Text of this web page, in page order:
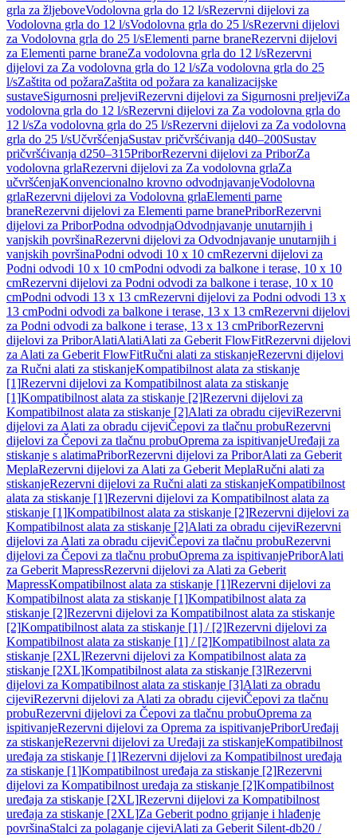
grla za žljeboveVodolovna grla do 12 l/sRezervni dijelovi za
Vodolovna grla do 12 l/sVodolovna grla do 25 l/sRezervni dijelovi
za Vodolovna grla do 25 l/sElementi parne braneRezervni dijelovi
za Elementi parne braneZa vodolovna grla do 12 l/sRezervni
dijelovi za Za vodolovna grla do 12 l/sZa vodolovna grla do 25
l/sZaštita od požaraZaštita od požara za kanalizacijske
sustaveSigurnosni preljeviRezervni dijelovi za Sigurnosni preljeviZa
vodolovna grla do 12 l/sRezervni dijelovi za Za vodolovna grla do
12 l/sZa vodolovna grla do 25 l/sRezervni dijelovi za Za vodolovna
grla do 25 l/sUčvršćenjaSustav pričvršćivanja d40–200Sustav
pričvršćivanja d250–315PriborRezervni dijelovi za PriborZa
vodolovna grlaRezervni dijelovi za Za vodolovna grlaZa
učvršćenjaKonvencionalno krovno odvodnjavanjeVodolovna
grlaRezervni dijelovi za Vodolovna grlaElementi parne
braneRezervni dijelovi za Elementi parne branePriborRezervni
dijelovi za PriborPodna odvodnjaOdvodnjavanje unutarnjih i
vanjskih površinaRezervni dijelovi za Odvodnjavanje unutarnjih i
vanjskih površinaPodni odvodi 10 x 10 cmRezervni dijelovi za
Podni odvodi 10 x 10 cmPodni odvodi za balkone i terase, 10 x 10
cmRezervni dijelovi za Podni odvodi za balkone i terase, 10 x 10
cmPodni odvodi 13 x 13 cmRezervni dijelovi za Podni odvodi 13 x
13 cmPodni odvodi za balkone i terase, 13 x 13 cmRezervni dijelovi
za Podni odvodi za balkone i terase, 13 x 13 cmPriborRezervni
dijelovi za PriborAlatiAlatiAlati za Geberit FlowFitRezervni dijelovi
za Alati za Geberit FlowFitRučni alati za stiskanjeRezervni dijelovi
za Ručni alati za stiskanjeKompatibilnost alata za stiskanje
[1]Rezervni dijelovi za Kompatibilnost alata za stiskanje
[1]Kompatibilnost alata za stiskanje [2]Rezervni dijelovi za
Kompatibilnost alata za stiskanje [2]Alati za obradu cijeviRezervni
dijelovi za Alati za obradu cijeviČepovi za tlačnu probuRezervni
dijelovi za Čepovi za tlačnu probuOprema za ispitivanjeUređaji za
stiskanje s alatimaPriborRezervni dijelovi za PriborAlati za Geberit
MeplaRezervni dijelovi za Alati za Geberit MeplaRučni alati za
stiskanjeRezervni dijelovi za Ručni alati za stiskanjeKompatibilnost
alata za stiskanje [1]Rezervni dijelovi za Kompatibilnost alata za
stiskanje [1]Kompatibilnost alata za stiskanje [2]Rezervni dijelovi za
Kompatibilnost alata za stiskanje [2]Alati za obradu cijeviRezervni
dijelovi za Alati za obradu cijeviČepovi za tlačnu probuRezervni
dijelovi za Čepovi za tlačnu probuOprema za ispitivanjePriborAlati
za Geberit MapressRezervni dijelovi za Alati za Geberit
MapressKompatibilnost alata za stiskanje [1]Rezervni dijelovi za
Kompatibilnost alata za stiskanje [1]Kompatibilnost alata za
stiskanje [2]Rezervni dijelovi za Kompatibilnost alata za stiskanje
[2]Kompatibilnost alata za stiskanje [1] / [2]Rezervni dijelovi za
Kompatibilnost alata za stiskanje [1] / [2]Kompatibilnost alata za
stiskanje [2XL]Rezervni dijelovi za Kompatibilnost alata za
stiskanje [2XL]Kompatibilnost alata za stiskanje [3]Rezervni
dijelovi za Kompatibilnost alata za stiskanje [3]Alati za obradu
cijeviRezervni dijelovi za Alati za obradu cijeviČepovi za tlačnu
probuRezervni dijelovi za Čepovi za tlačnu probuOprema za
ispitivanjeRezervni dijelovi za Oprema za ispitivanjePriborUređaji
za stiskanjeRezervni dijelovi za Uređaji za stiskanjeKompatibilnost
uređaja za stiskanje [1]Rezervni dijelovi za Kompatibilnost uređaja
za stiskanje [1]Kompatibilnost uređaja za stiskanje [2]Rezervni
dijelovi za Kompatibilnost uređaja za stiskanje [2]Kompatibilnost
uređaja za stiskanje [2XL]Rezervni dijelovi za Kompatibilnost
uređaja za stiskanje [2XL]Za Geberit podno grijanje i hlađenje
površinaStalci za polaganje cijeviAlati za Geberit Silent-db20 /